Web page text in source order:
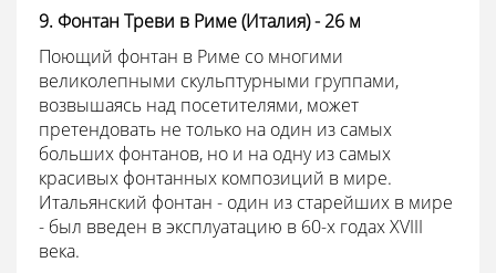
9. Фонтан Треви в Риме (Италия) - 26 м
Поющий фонтан в Риме со многими
великолепными скульптурными группами,
возвышаясь над посетителями, может
претендовать не только на один из самых
больших фонтанов, но и на одну из самых
красивых фонтанных композиций в мире.
Итальянский фонтан - один из старейших в мире
- был введен в эксплуатацию в 60-х годах XVIII
века.